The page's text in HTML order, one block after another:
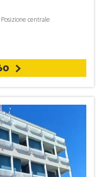
Posizione centrale